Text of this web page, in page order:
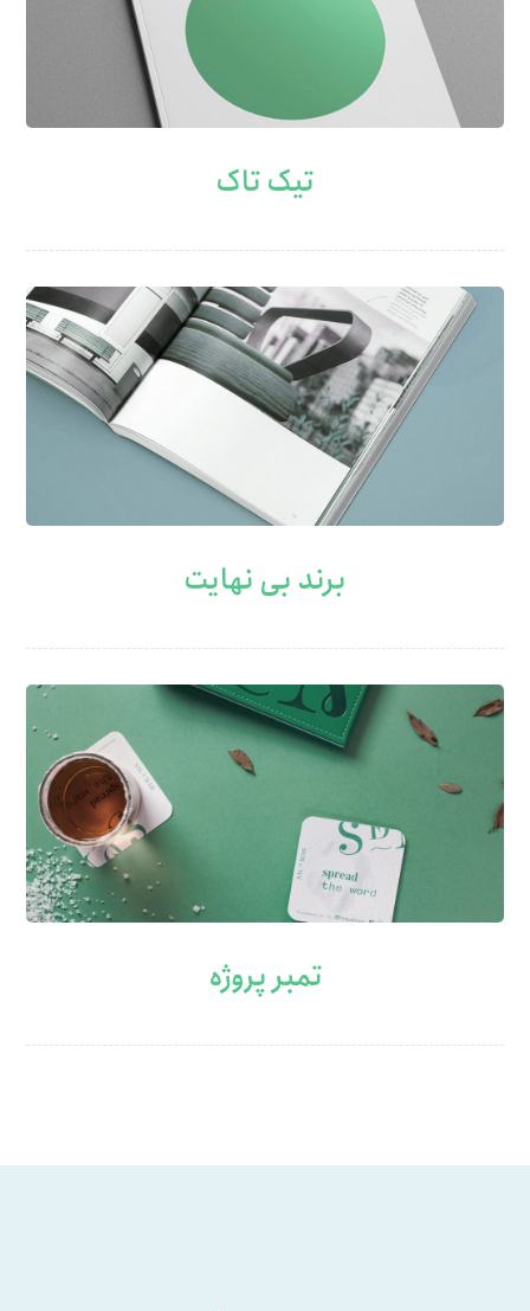
تیک تاک
برند بی نهایت
تمبر پروژه